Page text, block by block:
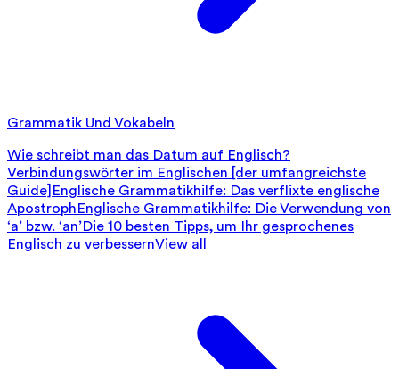
Grammatik Und Vokabeln
Wie schreibt man das Datum auf Englisch?
Verbindungswörter im Englischen [der umfangreichste
Guide] Englische Grammatikhilfe: Das verflixte englische
ApostrophEnglische Grammatikhilfe: Die Verwendung von
‘a’ bzw. ‘an’Die 10 besten Tipps, um Ihr gesprochenes
Englisch zu verbessernView all